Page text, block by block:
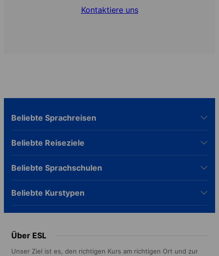
Kontaktiere uns
Beliebte Sprachreisen
Beliebte Reiseziele
Beliebte Sprachschulen
Beliebte Kurstypen
Über ESL
Unser Ziel ist es, den richtigen Kurs am richtigen Ort und zur